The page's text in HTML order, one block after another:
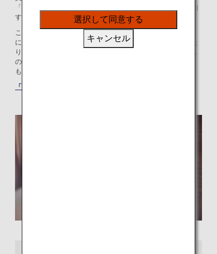
「ANAワールドホテル」サービスを使って、ホテルをご予約
することができます。
このサービスを使えば、ANAマイレージクラブのアカウント
にログインして最適なホテルを選ぶだけで、マイルを貯めた
り使ったりできます。ご家族でプール付きのホテルをお探し
の方も、ご出張のニーズにお応えするホテルをお探しの方
も、最適な「もうひとつの我が家」が見つかります。
「ANAワールドホテル」サービスでホテルを探す
選択して同意する
キャンセル